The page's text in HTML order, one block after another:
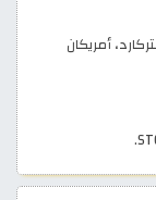
أمريكان